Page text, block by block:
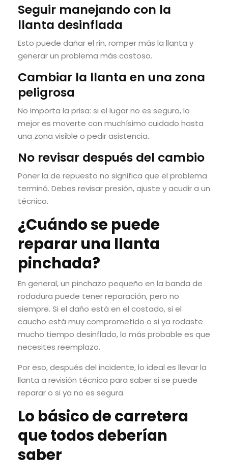
Seguir manejando con la
llanta desinflada
Esto puede dañar el rin, romper más la llanta y
generar un problema más costoso.
Cambiar la llanta en una zona
peligrosa
No importa la prisa: si el lugar no es seguro, lo
mejor es moverte con muchísimo cuidado hasta
una zona visible o pedir asistencia.
No revisar después del cambio
Poner la de repuesto no significa que el problema
terminó. Debes revisar presión, ajuste y acudir a un
técnico.
¿Cuándo se puede
reparar una llanta
pinchada?
En general, un pinchazo pequeño en la banda de
rodadura puede tener reparación, pero no
siempre. Si el daño está en el costado, si el
caucho está muy comprometido o si ya rodaste
mucho tiempo desinflado, lo más probable es que
necesites reemplazo.
Por eso, después del incidente, lo ideal es llevar la
llanta a revisión técnica para saber si se puede
reparar o si ya no es segura.
Lo básico de carretera
que todos deberían
saber